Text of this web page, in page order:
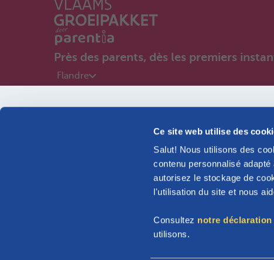
Ce site web utilise des
Salut! Nous utilisons des
contenu personnalisé
autorisez le stockage de
l'utilisation du site et nous
Consultez notre
utilisons.
Découvrez les informations s’appliquant à votre famille
Wallonie
Près des parents, dès les premiers
Flandre